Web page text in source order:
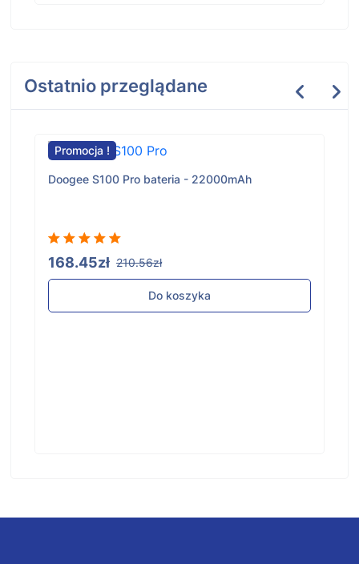
Ostatnio przeglądane
Promocja !
Doogee S100 Pro bateria - 22000mAh
168.45zł 210.56zł
Do koszyka